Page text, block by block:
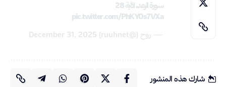
سورة الرعد، الآية 28
pic.twitter.com/PhKYOs7VXa
— روح (@ruuhnet)
December 31, 2025
شارك هذه المنشور